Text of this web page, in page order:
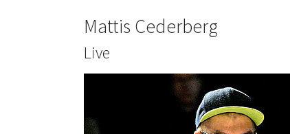
Mattis Cederberg
Live
Show larger version for: